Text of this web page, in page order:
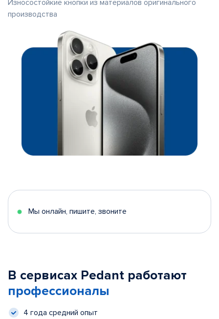
Износостойкие кнопки из материалов оригинального
производства
Мы онлайн, пишите, звоните
В сервисах Pedant работают
профессионалы
4 года средний опыт